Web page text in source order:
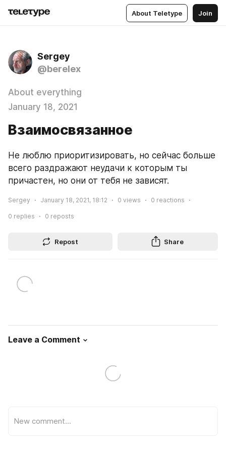
About Teletype Join
Sergey
@berelex
About everything
January 18, 2021
Взаимосвязанное
Не люблю приоритизировать, но сейчас больше
всего раздражают неудачи к которым ты
причастен, но они от тебя не зависят.
Sergey January 18, 2021, 18:12 0 views 0 reactions
0 replies 0 reposts
Repost Share
Leave a Comment